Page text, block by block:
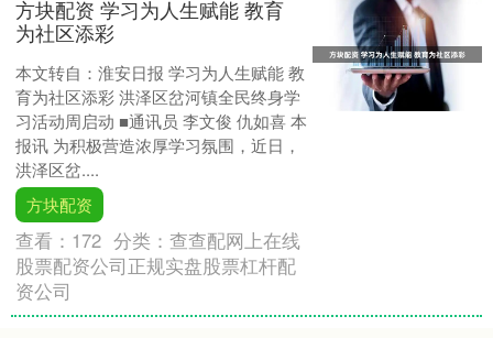
方块配资 学习为人生赋能 教育
为社区添彩
本文转自：淮安日报 学习为人生赋能 教
育为社区添彩 洪泽区岔河镇全民终身学
习活动周启动 ■通讯员 李文俊 仇如喜 本
报讯 为积极营造浓厚学习氛围，近日，
洪泽区岔....
方块配资
查看： 172 分类：查查配网上在线
股票配资公司正规实盘股票杠杆配
资公司